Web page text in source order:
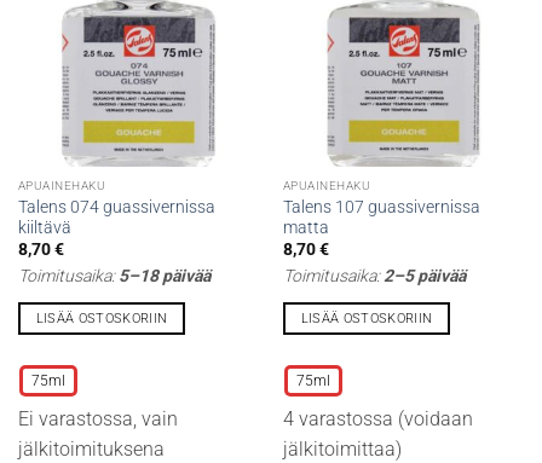
sivulla.
APUAINEHAKU
Talens 074 guassivernissa
kiiltävä
8,70€
Toimitusaika:5–18 päivää
LISÄÄ OSTOSKORIIN
tuotteella
on
useampi
muunnelma.
75ml
Ei varastossa, vain
jälkitoimituksena
APUAINEHAKU
Talens 107 guassivernissa
matta
8,70€
Toimitusaika:2–5 päivää
LISÄÄ OSTOSKORIIN
tuotteella
on
useampi
muunnelma.
75ml
4 varastossa (voidaan
jälkitoimittaa)